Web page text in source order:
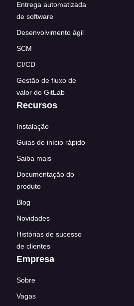
Entrega automatizada
de software
Desenvolvimento ágil
SCM
CI/CD
Gestão de fluxo de
valor do GitLab
Recursos
Instalação
Guias de início rápido
Saiba mais
Documentação do
produto
Blog
Novidades
Histórias de sucesso
de clientes
Empresa
Sobre
Vagas